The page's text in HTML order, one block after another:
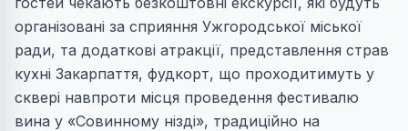
організовані за сприяння Ужгородської міської
ради, та додаткові атракції, представлення страв
кухні Закарпаття, фудкорт, що проходитимуть у
сквері навпроти місця проведення фестивалю
вина у «Совинному нізді», традиційно на